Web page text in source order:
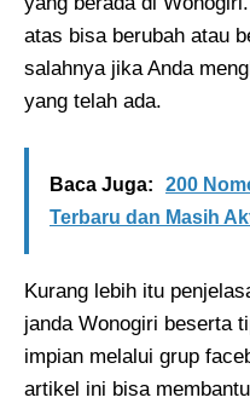
atas bisa berubah atau
salahnya jika Anda
yang telah ada.
Baca Juga:
200
Terbaru dan Masih
Kurang lebih itu
janda Wonogiri beserta
impian melalui grup
artikel ini bisa